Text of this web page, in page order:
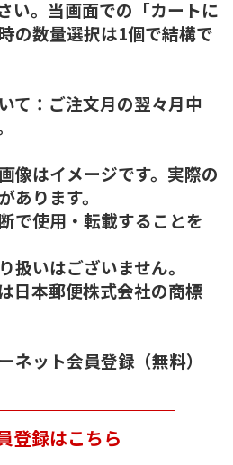
い。当画面での「カートに
の数量選択は1個で結構で
て：ご注文月の翌々月中
像はイメージです。実際の
あります。
で使用・転載することを
いはございません。
日本郵便株式会社の商標
ネット会員登録（無料）
登録はこちら